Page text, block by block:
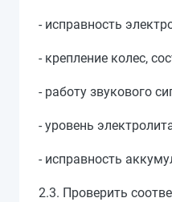
- исправность
- крепление колес,
- работу звукового
- уровень
- исправность
2.3. Проверить